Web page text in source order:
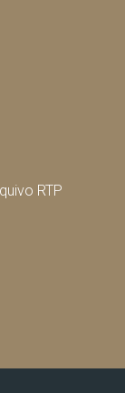
RTP